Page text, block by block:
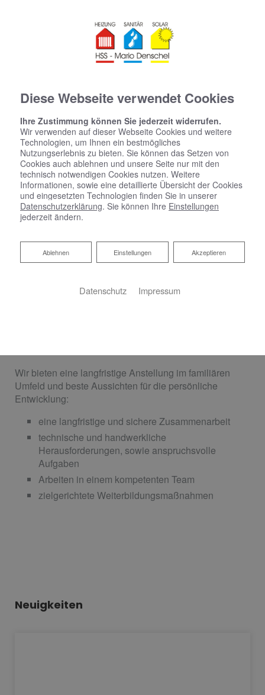
Wir bieten eine langfristige Anstellung im familiären
Umfeld und beste Aussichten für die persönliche
Entwicklung:
eine langfristige und sichere Zusammenarbeit
technische und handwerkliche
Herausforderungen, sowie anspruchsvolle
Aufgaben
Arbeiten in einem kompetenten Team
zielgerichtete Weiterbildungsmaßnahmen
Neuigkeiten
Diese Webseite verwendet Cookies
Ihre Zustimmung können Sie jederzeit widerrufen.
Wir verwenden auf dieser Webseite Cookies und weitere
Technologien, um Ihnen ein bestmögliches
Nutzungserlebnis zu bieten. Sie können das Setzen von
Cookies auch ablehnen und unsere Seite nur mit den
technisch notwendigen Cookies nutzen. Weitere
Informationen, sowie eine detaillierte Übersicht der Cookies
und eingesetzten Technologien finden Sie in unserer
Datenschutzerklärung. Sie können Ihre Einstellungen
jederzeit ändern.
Akzeptieren
Einstellungen
Ablehnen
Ablehnen
Datenschutz Impressum